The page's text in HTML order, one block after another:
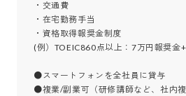
・交通費
・在宅勤務手当
・資格取得報奨金制度
(例）TOEIC860点以上：7万円報奨金
●スマートフォンを全社員に貸与
●複業/副業可（研修講師など、社内複